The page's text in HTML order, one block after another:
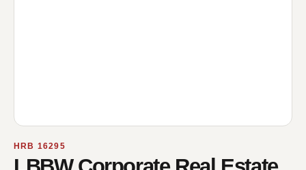
HRB 16295